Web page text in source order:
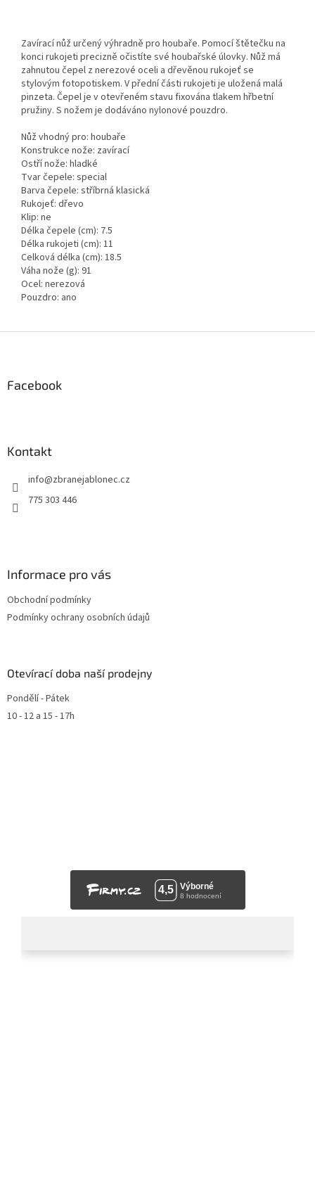
Zavírací nůž určený výhradně pro houbaře. Pomocí štětečku na
konci rukojeti precizně očistíte své houbařské úlovky. Nůž má
zahnutou čepel z nerezové oceli a dřevěnou rukojeť se
stylovým fotopotiskem. V přední části rukojeti je uložená malá
pinzeta. Čepel je v otevřeném stavu fixována tlakem hřbetní
pružiny. S nožem je dodáváno nylonové pouzdro.
Nůž vhodný pro: houbaře
Konstrukce nože: zavírací
Ostří nože: hladké
Tvar čepele: special
Barva čepele: stříbrná klasická
Rukojeť: dřevo
Klip: ne
Délka čepele (cm): 7.5
Délka rukojeti (cm): 11
Celková délka (cm): 18.5
Váha nože (g): 91
Ocel: nerezová
Pouzdro: ano
Facebook
Kontakt
info@zbranejablonec.cz
775 303 446
Informace pro vás
Obchodní podmínky
Podmínky ochrany osobních údajů
Otevírací doba naší prodejny
Pondělí - Pátek
10 - 12 a 15 - 17h